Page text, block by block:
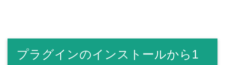
プラグインのインストールから1